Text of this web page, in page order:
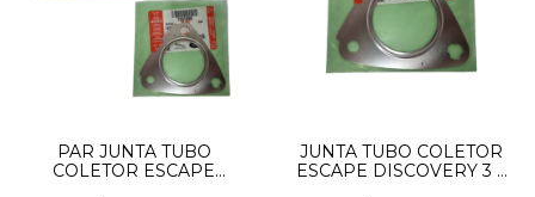
PAR JUNTA TUBO
COLETOR ESCAPE
JUNTA TUBO COLETOR
ESCAPE DISCOVERY 3 4